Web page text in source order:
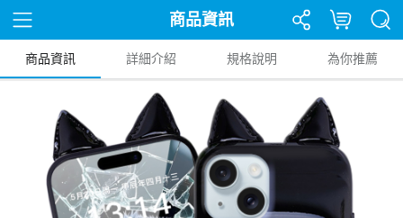
商品資訊
商品資訊 詳細介紹 規格說明 為你推薦